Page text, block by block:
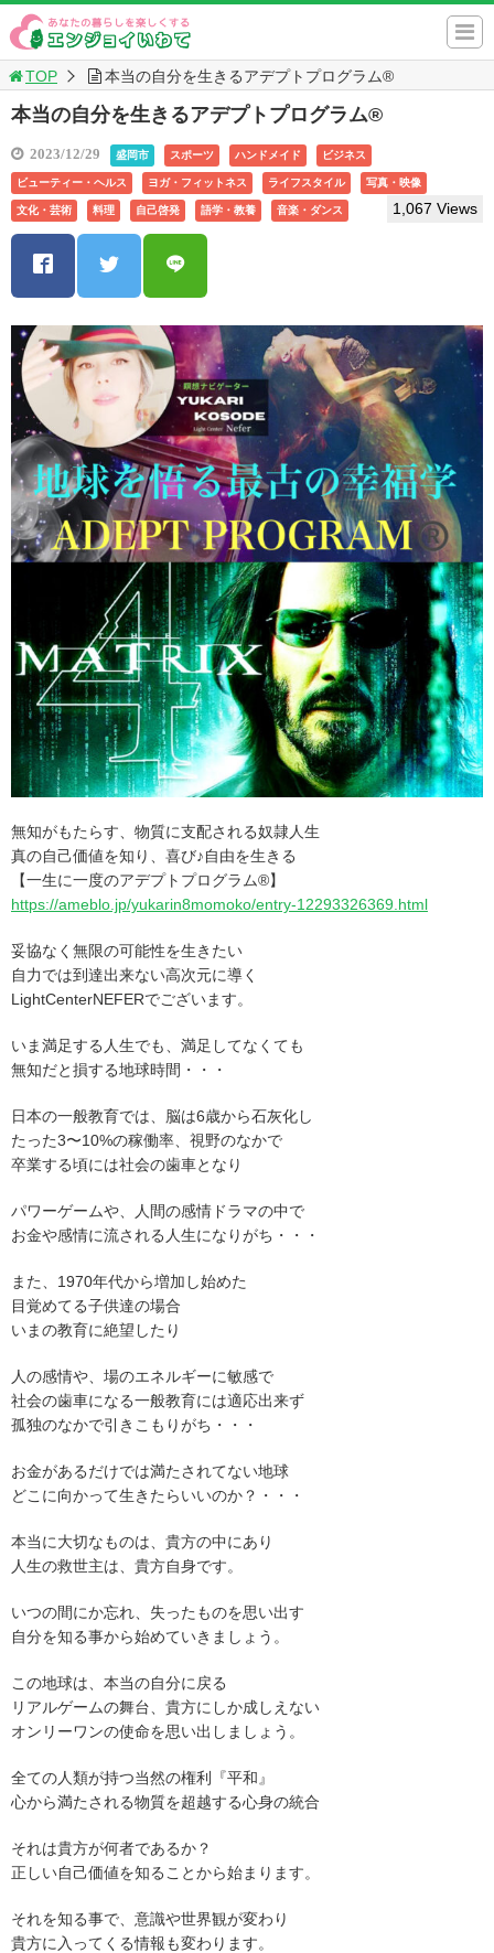
TOP 本当の自分を生きるアデプトプログラム®️
本当の自分を生きるアデプトプログラム®️
2023/12/29 盛岡市 スポーツ ハンドメイド ビジネス
ビューティー・ヘルス ヨガ・フィットネス ライフスタイル 写真・映像
文化・芸術 料理 自己啓発 語学・教養 音楽・ダンス 1,067 Views
無知がもたらす、物質に支配される奴隷人生
真の自己価値を知り、喜び♪自由を生きる
【一生に一度のアデプトプログラム®】
https://ameblo.jp/yukarin8momoko/entry-12293326369.html
妥協なく無限の可能性を生きたい
自力では到達出来ない高次元に導く
LightCenterNEFERでございます。
いま満足する人生でも、満足してなくても
無知だと損する地球時間・・・
日本の一般教育では、脳は6歳から石灰化し
たった3〜10%の稼働率、視野のなかで
卒業する頃には社会の歯車となり
パワーゲームや、人間の感情ドラマの中で
お金や感情に流される人生になりがち・・・
また、1970年代から増加し始めた
目覚めてる子供達の場合
いまの教育に絶望したり
人の感情や、場のエネルギーに敏感で
社会の歯車になる一般教育には適応出来ず
孤独のなかで引きこもりがち・・・
お金があるだけでは満たされてない地球
どこに向かって生きたらいいのか？・・・
本当に大切なものは、貴方の中にあり
人生の救世主は、貴方自身です。
いつの間にか忘れ、失ったものを思い出す
自分を知る事から始めていきましょう。
この地球は、本当の自分に戻る
リアルゲームの舞台、貴方にしか成しえない
オンリーワンの使命を思い出しましょう。
全ての人類が持つ当然の権利『平和』
心から満たされる物質を超越する心身の統合
それは貴方が何者であるか？
正しい自己価値を知ることから始まります。
それを知る事で、意識や世界観が変わり
貴方に入ってくる情報も変わります。